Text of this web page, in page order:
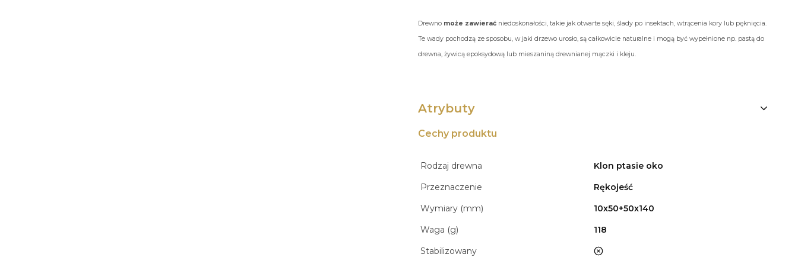
Drewno może zawierać niedoskonałości, takie jak otwarte sęki, ślady po insektach, wtrącenia kory lub pęknięcia.
Te wady pochodzą ze sposobu, w jaki drzewo urosło, są całkowicie naturalne i mogą być wypełnione np. pastą do
drewna, żywicą epoksydową lub mieszaniną drewnianej mączki i kleju.
Atrybuty
Cechy produktu
Rodzaj drewna
Klon ptasie oko
Przeznaczenie
Rękojeść
Wymiary (mm)
10x50+50x140
Waga (g)
118
Stabilizowany
nie